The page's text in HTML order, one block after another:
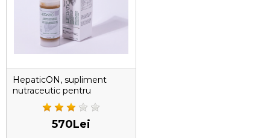
HepaticON, supliment
nutraceutic pentru
regenerarea si protectia
hepatica la caini si pisici,
GEL 50 ML570Lei